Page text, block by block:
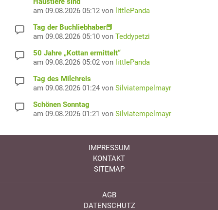
am 09.08.2026 05:12 von littlePanda
Tag der Buchliebhaber📕
am 09.08.2026 05:10 von Teddypetzi
50 Jahre „Kottan ermittelt“
am 09.08.2026 05:02 von littlePanda
Tag des Milchreis
am 09.08.2026 01:24 von Silviatempelmayr
Schönen Sonntag
am 09.08.2026 01:21 von Silviatempelmayr
IMPRESSUM
KONTAKT
SITEMAP
AGB
DATENSCHUTZ